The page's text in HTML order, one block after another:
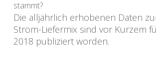
stammt?
Die alljährlich erhobenen Daten
Strom-Liefermix sind vor Kurzem
2018 publiziert worden.